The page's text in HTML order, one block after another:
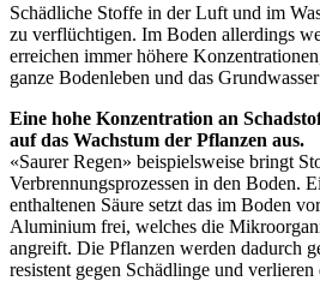
Schädliche Stoffe in der Luft und im
zu verflüchtigen. Im Boden allerdings
erreichen immer höhere
ganze Bodenleben und das
Eine hohe Konzentration an
auf das Wachstum der Pflanzen aus.
«Saurer Regen» beispielsweise bringt
Verbrennungsprozessen in den Boden.
enthaltenen Säure setzt das im Boden
Aluminium frei, welches die
angreift. Die Pflanzen werden dadurch
resistent gegen Schädlinge und